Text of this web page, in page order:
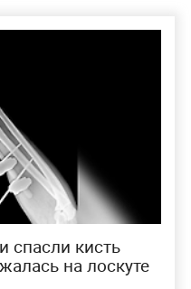
спасли кисть
на лоскуте